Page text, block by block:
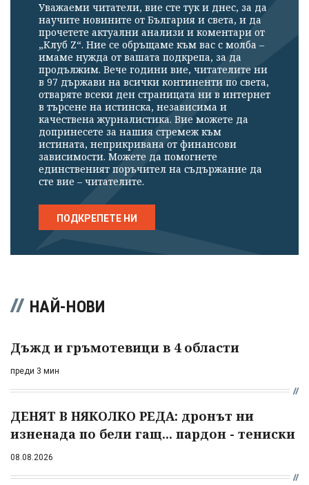
Уважаеми читатели, вие сте тук и днес, за да
научите новините от България и света, и да
прочетете актуални анализи и коментари от
„Клуб Z“. Ние се обръщаме към вас с молба –
имаме нужда от вашата подкрепа, за да
продължим. Вече години вие, читателите ни
в 97 държави на всички континенти по света,
отваряте всеки ден страницата ни в интернет
в търсене на истинска, независима и
качествена журналистика. Вие можете да
допринесете за нашия стремеж към
истината, неприкривана от финансови
зависимости. Можете да помогнете
единственият поръчител на съдържание да
сте вие – читателите.
ПОДКРЕПЕТЕ НИ
НАЙ-НОВИ
Дъжд и гръмотевици в 4 области
преди 3 мин
ДЕНЯТ В НЯКОЛКО РЕДА: дронът ни
изненада по бели гащ... пардон - тениски
08.08.2026